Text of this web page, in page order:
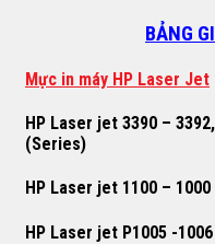
BẢNG
Mực in máy HP Laser Jet
HP Laser jet 3390 –
(Series)
HP Laser jet 1100 –
HP Laser jet P1005 -1006